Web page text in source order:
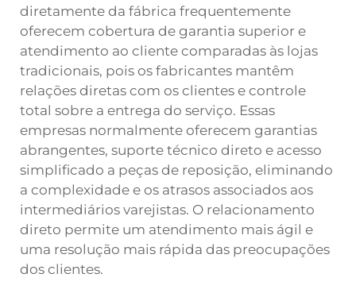
diretamente da fábrica frequentemente
oferecem cobertura de garantia superior e
atendimento ao cliente comparadas às lojas
tradicionais, pois os fabricantes mantêm
relações diretas com os clientes e controle
total sobre a entrega do serviço. Essas
empresas normalmente oferecem garantias
abrangentes, suporte técnico direto e acesso
simplificado a peças de reposição, eliminando
a complexidade e os atrasos associados aos
intermediários varejistas. O relacionamento
direto permite um atendimento mais ágil e
uma resolução mais rápida das preocupações
dos clientes.